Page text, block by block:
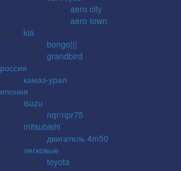
aero city
aero town
kia
bongo|||
grandbird
россия
камаз-урал
япония
isuzu
nqr/npr75
mitsubishi
двигатель 4m50
легковые
toyota